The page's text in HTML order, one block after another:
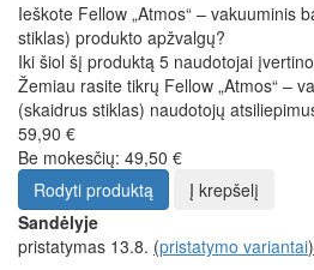
Ieškote Fellow „Atmos“ – vakuuminis
stiklas) produkto apžvalgų?
Iki šiol šį produktą 5 naudotojai
Žemiau rasite tikrų Fellow „Atmos“ –
(skaidrus stiklas) naudotojų
59,90 €
Be mokesčių: 49,50 €
Rodyti produktą
Į krepšelį
Sandėlyje
pristatymas 13.8. (pristatymo variantai)